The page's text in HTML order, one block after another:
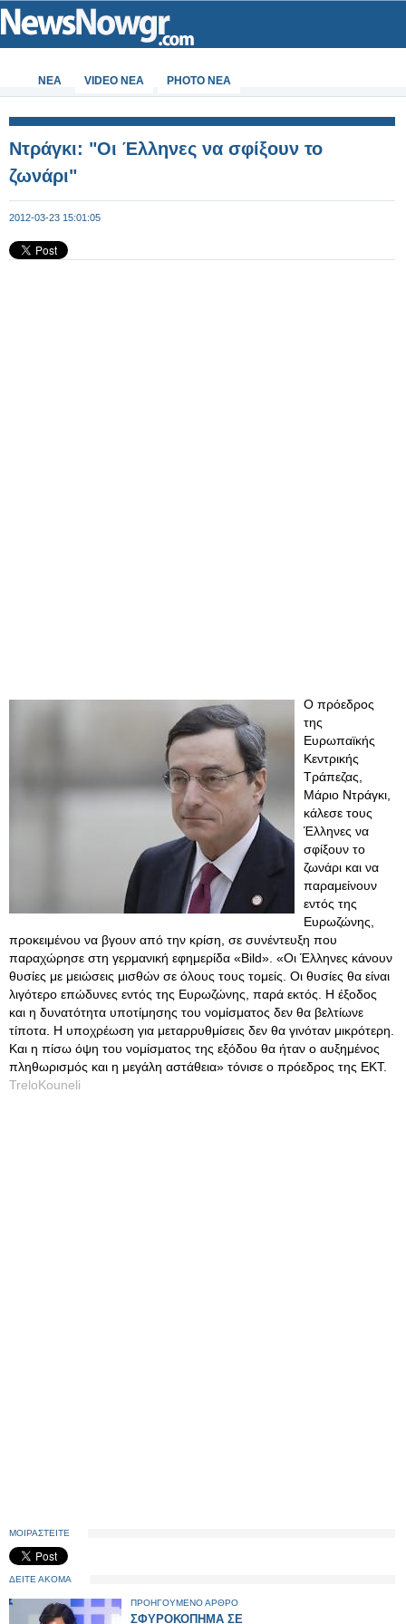
ΝΕΑ VIDEO NEA PHOTO NEA
Ντράγκι: "Οι Έλληνες να σφίξουν το
ζωνάρι"
2012-03-23 15:01:05
Ο πρόεδρος
της
Ευρωπαϊκής
Κεντρικής
Τράπεζας,
Μάριο Ντράγκι,
κάλεσε τους
Έλληνες να
σφίξουν το
ζωνάρι και να
παραμείνουν
εντός της
Ευρωζώνης,
προκειμένου να βγουν από την κρίση, σε συνέντευξη που
παραχώρησε στη γερμανική εφημερίδα «Bild». «Οι Έλληνες κάνουν
θυσίες με μειώσεις μισθών σε όλους τους τομείς. Οι θυσίες θα είναι
λιγότερο επώδυνες εντός της Ευρωζώνης, παρά εκτός. Η έξοδος
και η δυνατότητα υποτίμησης του νομίσματος δεν θα βελτίωνε
τίποτα. Η υποχρέωση για μεταρρυθμίσεις δεν θα γινόταν μικρότερη.
Και η πίσω όψη του νομίσματος της εξόδου θα ήταν ο αυξημένος
πληθωρισμός και η μεγάλη αστάθεια» τόνισε ο πρόεδρος της ΕΚΤ.
TreloKouneli
ΜΟΙΡΑΣΤΕΙΤΕ
ΔΕΙΤΕ ΑΚΟΜΑ
ΠΡΟΗΓΟΥΜΕΝΟ ΑΡΘΡΟ
ΣΦΥΡΟΚΟΠΗΜΑ ΣΕ